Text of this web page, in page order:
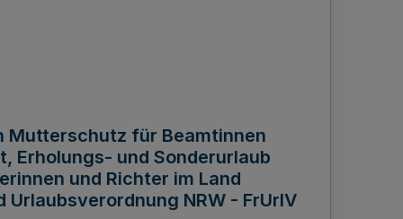
Mutterschutz für Beamtinnen
Erholungs- und Sonderurlaub
und Richter im Land
NRW - FrUrlV